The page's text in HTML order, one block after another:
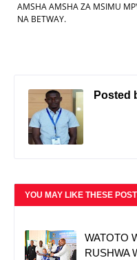
AMSHA AMSHA ZA MSIMU
NA BETWAY.
Posted
YOU MAY LIKE THESE
WATOTO
RUSHWA